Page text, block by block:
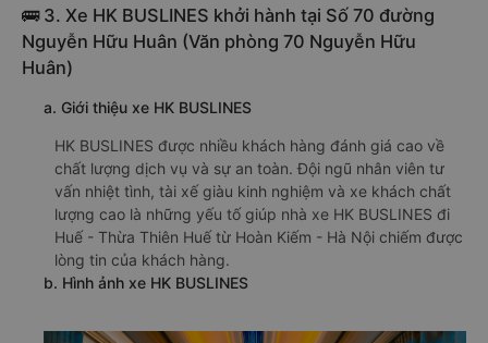
🚌 3. Xe HK BUSLINES khởi hành tại Số 70 đường
Nguyễn Hữu Huân (Văn phòng 70 Nguyễn Hữu
Huân)
a. Giới thiệu xe HK BUSLINES
HK BUSLINES được nhiều khách hàng đánh giá cao về
chất lượng dịch vụ và sự an toàn. Đội ngũ nhân viên tư
vấn nhiệt tình, tài xế giàu kinh nghiệm và xe khách chất
lượng cao là những yếu tố giúp nhà xe HK BUSLINES đi
Huế - Thừa Thiên Huế từ Hoàn Kiếm - Hà Nội chiếm được
lòng tin của khách hàng.
b. Hình ảnh xe HK BUSLINES